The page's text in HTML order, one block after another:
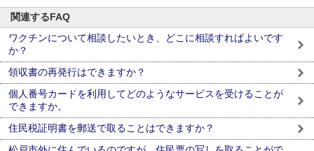
関連するFAQ
ワクチンについて相談したいとき、どこに相談すればよいです
か？
領収書の再発行はできますか？
個人番号カードを利用してどのようなサービスを受けることが
できますか。
住民税証明書を郵送で取ることはできますか？